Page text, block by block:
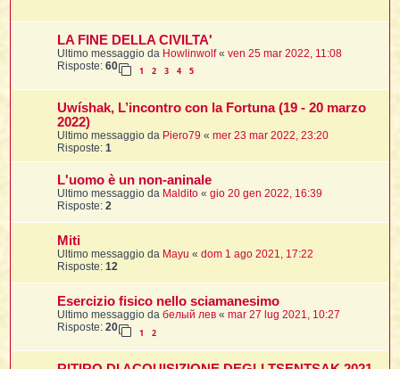
LA FINE DELLA CIVILTA'
Ultimo messaggio da Howlinwolf«ven 25 mar 2022, 11:08
Risposte:60 1 2 3 4 5
Uwíshak, L’incontro con la Fortuna (19 - 20 marzo
2022)
Ultimo messaggio da Piero79 «mer 23 mar 2022, 23:20
Risposte:1
L'uomo è un non-aninale
Ultimo messaggio da Maldito «gio 20 gen 2022, 16:39
Risposte:2
Miti
Ultimo messaggio da Mayu «dom 1 ago 2021, 17:22
Risposte:12
Esercizio fisico nello sciamanesimo
Ultimo messaggio daбелый лев «mar 27 lug 2021, 10:27
Risposte:20 1 2